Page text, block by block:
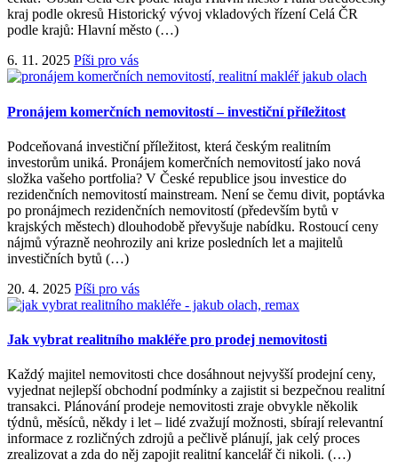
kraj podle okresů Historický vývoj vkladových řízení Celá ČR
podle krajů: Hlavní město (…)
6. 11. 2025 Píši pro vás
Pronájem komerčních nemovitostí – investiční příležitost
Podceňovaná investiční příležitost, která českým realitním
investorům uniká. Pronájem komerčních nemovitostí jako nová
složka vašeho portfolia? V České republice jsou investice do
rezidenčních nemovitostí mainstream. Není se čemu divit, poptávka
po pronájmech rezidenčních nemovitostí (především bytů v
krajských městech) dlouhodobě převyšuje nabídku. Rostoucí ceny
nájmů výrazně neohrozily ani krize posledních let a majitelů
investičních bytů (…)
20. 4. 2025 Píši pro vás
Jak vybrat realitního makléře pro prodej nemovitosti
Každý majitel nemovitosti chce dosáhnout nejvyšší prodejní ceny,
vyjednat nejlepší obchodní podmínky a zajistit si bezpečnou realitní
transakci. Plánování prodeje nemovitosti zraje obvykle několik
týdnů, měsíců, někdy i let – lidé zvažují možnosti, sbírají relevantní
informace z rozličných zdrojů a pečlivě plánují, jak celý proces
zrealizovat a zda do něj zapojit realitní kancelář či nikoli. (…)